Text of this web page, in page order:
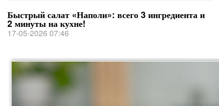
Быстрый салат «Наполи»: всего 3 ингредиента и
2 минуты на кухне!
17-05-2026 07:46